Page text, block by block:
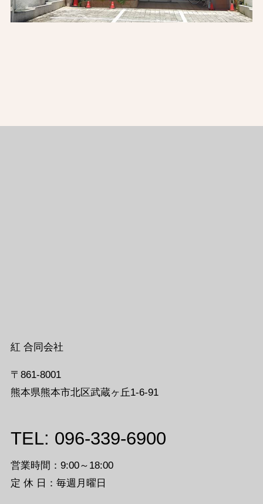
紅 合同会社
〒861-8001
熊本県熊本市北区武蔵ヶ丘1-6-91
TEL: 096-339-6900
営業時間：9:00～18:00
定 休 日：毎週月曜日